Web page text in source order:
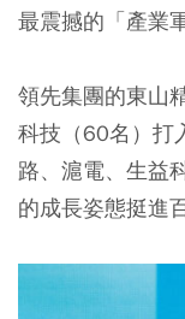
最震撼的「產業
領先集團的東山
科技（60名）打
路、滬電、生益
的成長姿態挺進